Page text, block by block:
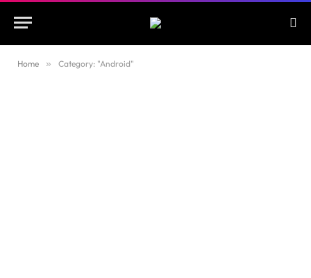
Home » Category: "Android"